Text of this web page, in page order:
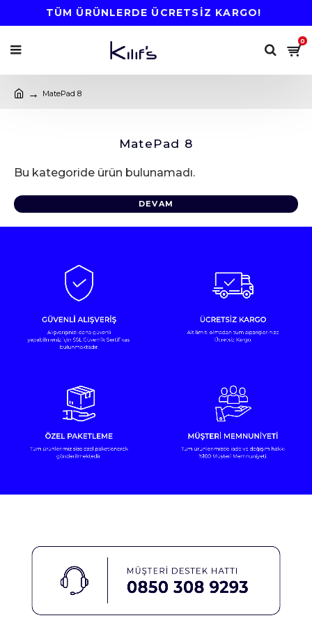
TÜM ÜRÜNLERDE ÜCRETSİZ KARGO!
0
MatePad 8
MatePad 8
Bu kategoride ürün bulunamadı.
DEVAM